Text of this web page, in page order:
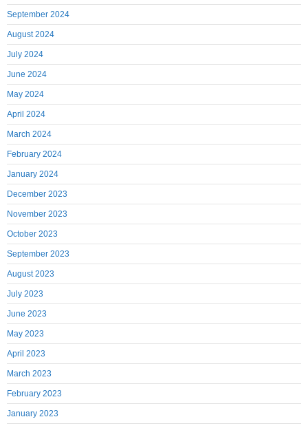
September 2024
August 2024
July 2024
June 2024
May 2024
April 2024
March 2024
February 2024
January 2024
December 2023
November 2023
October 2023
September 2023
August 2023
July 2023
June 2023
May 2023
April 2023
March 2023
February 2023
January 2023